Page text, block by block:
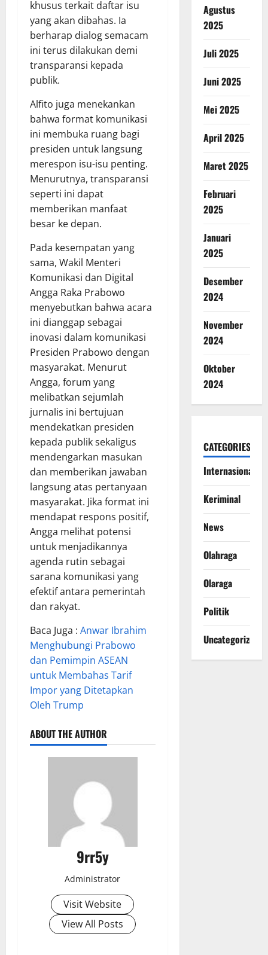
khusus terkait daftar isu
yang akan dibahas. Ia
berharap dialog semacam
ini terus dilakukan demi
transparansi kepada
publik.
Alfito juga menekankan
bahwa format komunikasi
ini membuka ruang bagi
presiden untuk langsung
merespon isu-isu penting.
Menurutnya, transparansi
seperti ini dapat
memberikan manfaat
besar ke depan.
Pada kesempatan yang
sama, Wakil Menteri
Komunikasi dan Digital
Angga Raka Prabowo
menyebutkan bahwa acara
ini dianggap sebagai
inovasi dalam komunikasi
Presiden Prabowo dengan
masyarakat. Menurut
Angga, forum yang
melibatkan sejumlah
jurnalis ini bertujuan
mendekatkan presiden
kepada publik sekaligus
mendengarkan masukan
dan memberikan jawaban
langsung atas pertanyaan
masyarakat. Jika format ini
mendapat respons positif,
Angga melihat potensi
untuk menjadikannya
agenda rutin sebagai
sarana komunikasi yang
efektif antara pemerintah
dan rakyat.
Baca Juga : Anwar Ibrahim
Menghubungi Prabowo
dan Pemimpin ASEAN
untuk Membahas Tarif
Impor yang Ditetapkan
Oleh Trump
ABOUT THE AUTHOR
9rr5y
Administrator
Visit Website
View All Posts
Agustus
2025
Juli 2025
Juni 2025
Mei 2025
April 2025
Maret 2025
Februari
2025
Januari
2025
Desember
2024
November
2024
Oktober
2024
CATEGORIES
Internasional
Keriminal
News
Olahraga
Olaraga
Politik
Uncategorized